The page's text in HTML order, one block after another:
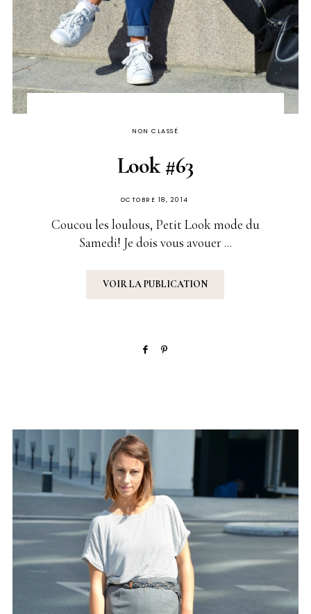
NON CLASSÉ
Look #63
PUBLIÉ
SUR
OCTOBRE 18, 2014
Coucou les loulous, Petit Look mode du
Samedi! Je dois vous avouer ...
VOIR LA PUBLICATION